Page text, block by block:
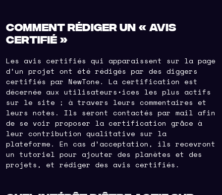
Comment rédiger un « avis
certifié »
Les avis certifiés qui apparaissent sur la page
d’un projet ont été rédigés par des diggers
certifiés par NewTone. La certification est
décernée aux utilisateurs•ices les plus actifs
sur le site ; à travers leurs commentaires et
leurs notes. Ils seront contactés par mail afin
de se voir proposer la certification grâce à
leur contribution qualitative sur la
plateforme. En cas d’acceptation, ils recevront
un tutoriel pour ajouter des planètes et des
projets, et rédiger des avis certifiés.